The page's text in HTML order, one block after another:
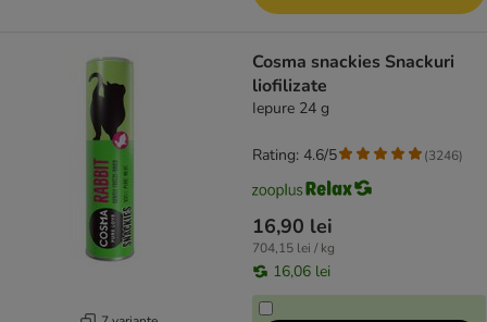
Cosma snackies Snackuri
liofilizate
Iepure 24 g
16,90 lei
704,15 lei / kg
16,06 lei
Rating: 4.6/5 (3246)